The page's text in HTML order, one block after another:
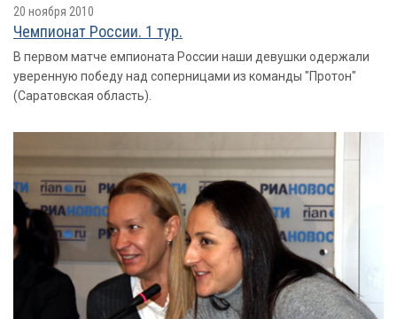
20 ноября 2010
Чемпионат России. 1 тур.
В первом матче емпионата России наши девушки одержали
уверенную победу над соперницами из команды "Протон"
(Саратовская область).